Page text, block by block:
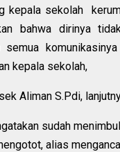
kepala sekolah
bahwa dirinya
semua
kepala sekolah,
Aliman S.Pdi,
sudah
alias